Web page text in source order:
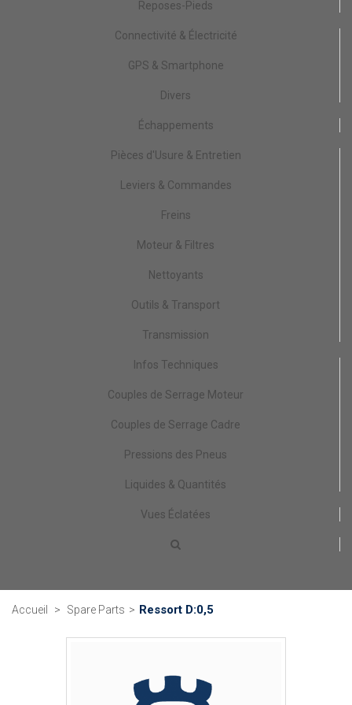
Reposes-Pieds
Connectivité & Électricité
GPS & Smartphone
Divers
Échappements
Pièces d'Usure & Entretien
Leviers & Commandes
Freins
Moteur & Filtres
Nettoyants
Outils & Transport
Transmission
Infos Techniques
Couples de Serrage Moteur
Couples de Serrage Cadre
Pressions des Pneus
Liquides & Quantités
Vues Éclatées
Accueil > Spare Parts > Ressort D:0,5